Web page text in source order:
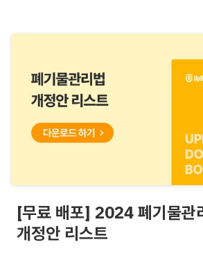
[무료 배포] 2024 폐기물관
개정안 리스트